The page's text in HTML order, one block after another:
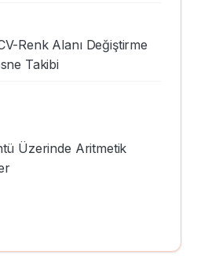
Renk Alanı Değiştirme
Takibi
Üzerinde Aritmetik